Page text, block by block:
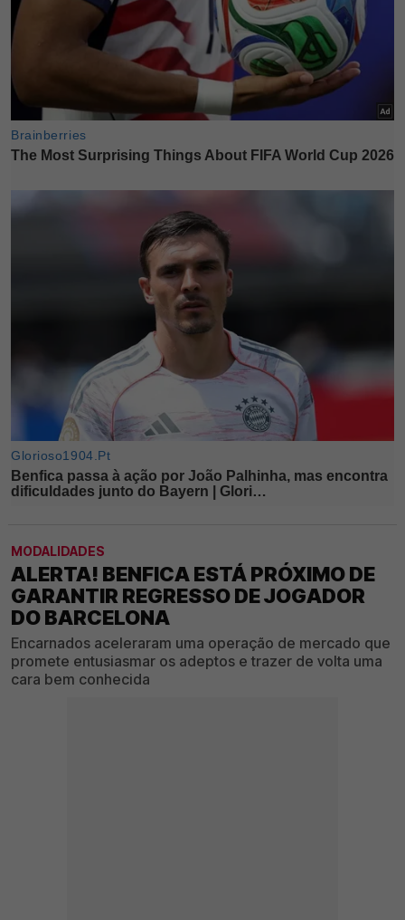
MODALIDADES
ALERTA! BENFICA ESTÁ PRÓXIMO DE
GARANTIR REGRESSO DE JOGADOR
DO BARCELONA
Encarnados aceleraram uma operação de mercado que
promete entusiasmar os adeptos e trazer de volta uma
cara bem conhecida